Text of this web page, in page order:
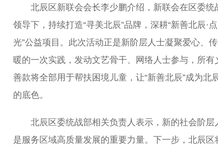
北辰区新联会会长李少鹏介绍，新联会在区委统
领导下，持续打造“寻美北辰”品牌，深耕“新善北辰·
光”公益项目。此次活动正是新阶层人士凝聚爱心、
暖的一次实践，发动文艺骨干、网络人士参与，所有
善款将全部用于帮扶困境儿童，让“新善北辰”成为北
的底色。
北辰区委统战部相关负责人表示，新的社会阶层
是服务区域高质量发展的重要力量。下一步，北辰区